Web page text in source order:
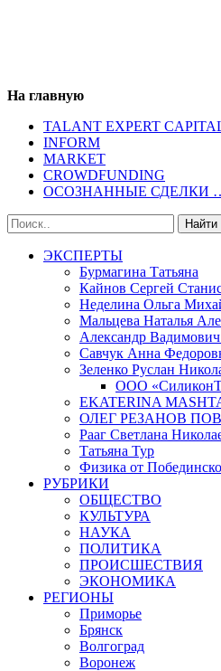
На главную
TALANT EXPERT
INFORM
MARKET
CROWDFUNDING
ОСОЗНАННЫЕ СДЕЛКИ
ЭКСПЕРТЫ
Бурмагина Татьяна
Кайнов Сергей
Неделина Ольга
Мальцева Наталья
Александр
Савчук Анна
Зеленко Руслан
ООО
EKATERINA
ОЛЕГ РЕЗАНОВ
Рааг Светлана
Татьяна Тур
Физика от
РУБРИКИ
ОБЩЕСТВО
КУЛЬТУРА
НАУКА
ПОЛИТИКА
ПРОИСШЕСТВИЯ
ЭКОНОМИКА
РЕГИОНЫ
Приморье
Брянск
Волгоград
Воронеж